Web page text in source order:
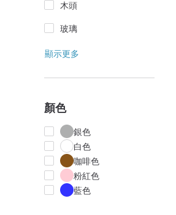
木頭
玻璃
顯示更多
顏色
銀色
白色
咖啡色
粉紅色
藍色